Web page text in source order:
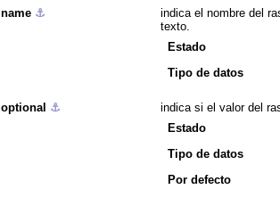
name ⚓︎
indica el nombre del
texto.
Estado
Tipo de datos
optional ⚓︎
indica si el valor del
Estado
Tipo de datos
Por defecto